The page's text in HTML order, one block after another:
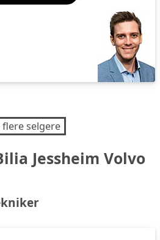
flere selgere
Jessheim Volvo